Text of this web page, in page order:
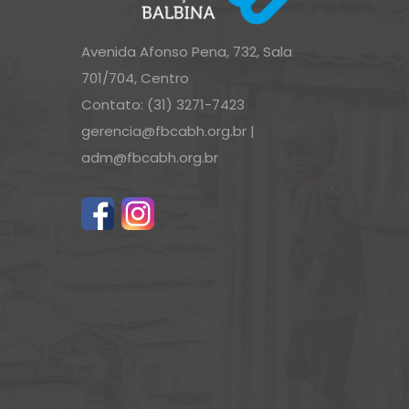
Avenida Afonso Pena, 732, Sala
701/704, Centro
Contato: (31) 3271-7423
gerencia@fbcabh.org.br |
adm@fbcabh.org.br